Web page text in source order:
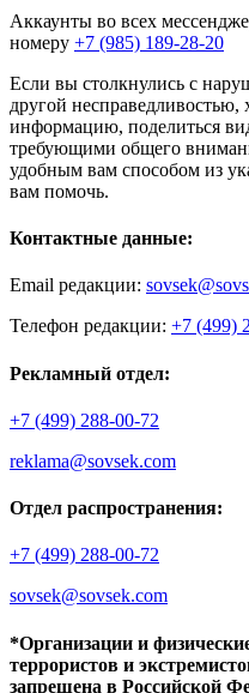
Аккаунты во всех
номеру +7 (985) 189-28-20
Если вы столкнулись с
другой
информацию, поделиться
требующими общего
удобным вам способом из
вам помочь.
Контактные данные:
Email редакции:
Телефон редакции: +7 (499)
Рекламный отдел:
+7 (499) 288-00-72
reklama@sovsek.com
Отдел распространения:
+7 (499) 288-00-72
sovsek@sovsek.com
*Организации и
террористов и
запрещена в Российской